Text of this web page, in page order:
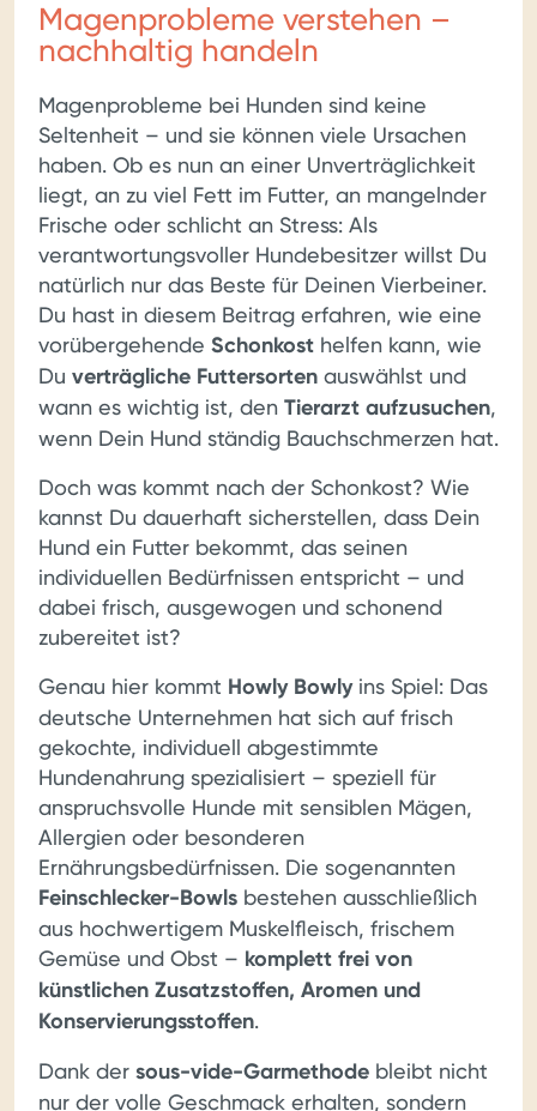
Magenprobleme verstehen –
nachhaltig handeln
Magenprobleme bei Hunden sind keine
Seltenheit – und sie können viele Ursachen
haben. Ob es nun an einer Unverträglichkeit
liegt, an zu viel Fett im Futter, an mangelnder
Frische oder schlicht an Stress: Als
verantwortungsvoller Hundebesitzer willst Du
natürlich nur das Beste für Deinen Vierbeiner.
Du hast in diesem Beitrag erfahren, wie eine
vorübergehende Schonkost helfen kann, wie
Du verträgliche Futtersorten auswählst und
wann es wichtig ist, den Tierarzt aufzusuchen,
wenn Dein Hund ständig Bauchschmerzen hat.
Doch was kommt nach der Schonkost? Wie
kannst Du dauerhaft sicherstellen, dass Dein
Hund ein Futter bekommt, das seinen
individuellen Bedürfnissen entspricht – und
dabei frisch, ausgewogen und schonend
zubereitet ist?
Genau hier kommt Howly Bowlyins Spiel: Das
deutsche Unternehmen hat sich auf frisch
gekochte, individuell abgestimmte
Hundenahrung spezialisiert – speziell für
anspruchsvolle Hunde mit sensiblen Mägen,
Allergien oder besonderen
Ernährungsbedürfnissen. Die sogenannten
Feinschlecker-Bowls bestehen ausschließlich
aus hochwertigem Muskelfleisch, frischem
Gemüse und Obst – komplett frei von
künstlichen Zusatzstoffen, Aromen und
Konservierungsstoffen.
Dank der sous-vide-Garmethode bleibt nicht
nur der volle Geschmack erhalten, sondern